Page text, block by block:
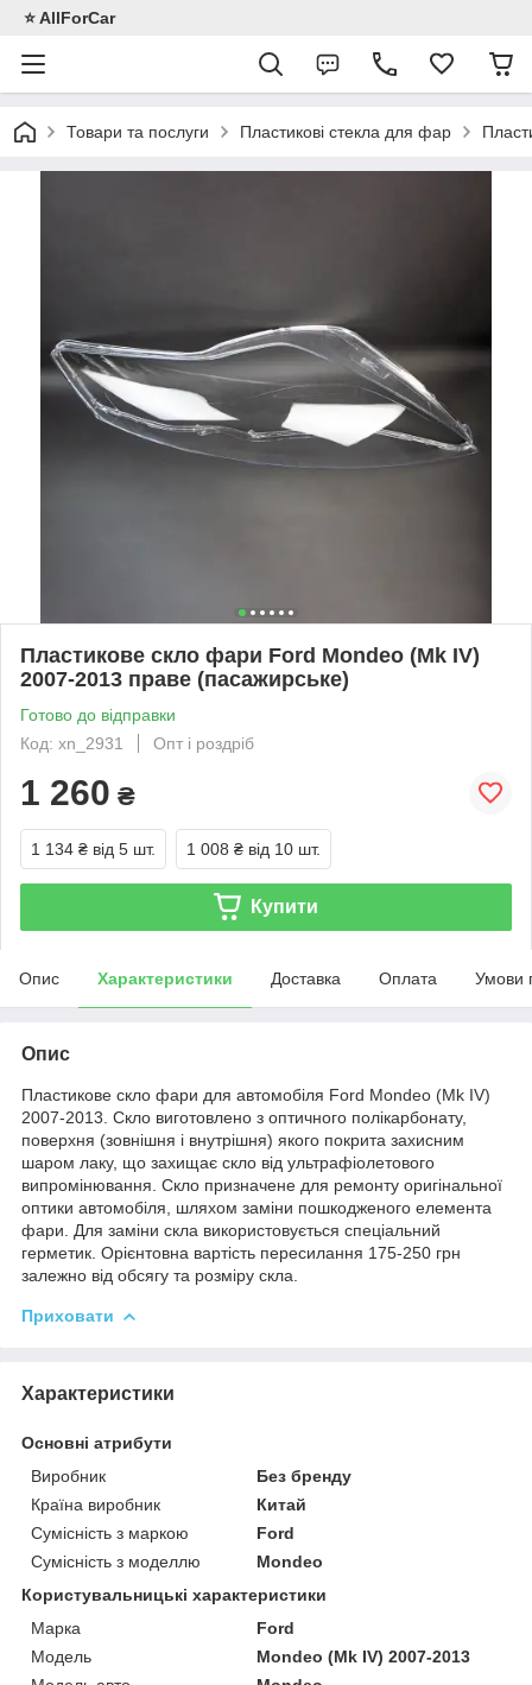
⭐️ AllForCar
Товари та послуги Пластикові стекла для фар
Пластикове скло фари Ford Mondeo (Mk IV)
2007-2013 праве (пасажирське)
Готово до відправки
Код: xn_2931
Опт і роздріб
1 260 ₴
1 134 ₴ від 5 шт. 1 008 ₴ від 10 шт.
Купити
Опис Характеристики Доставка Оплата Умови
Опис
Пластикове скло фари для автомобіля Ford Mondeo (Mk IV)
2007-2013. Скло виготовлено з оптичного полікарбонату,
поверхня (зовнішня і внутрішня) якого покрита захисним
шаром лаку, що захищає скло від ультрафіолетового
випромінювання. Скло призначене для ремонту оригінальної
оптики автомобіля, шляхом заміни пошкодженого елемента
фари. Для заміни скла використовується спеціальний
герметик. Орієнтовна вартість пересилання 175-250 грн
залежно від обсягу та розміру скла.
Приховати
Характеристики
Основні атрибути
Виробник
Без бренду
Країна виробник
Китай
Сумісність з маркою
Ford
Сумісність з моделлю
Mondeo
Користувальницькі характеристики
Марка
Ford
Мoдель
Mondeo (Mk IV) 2007-2013